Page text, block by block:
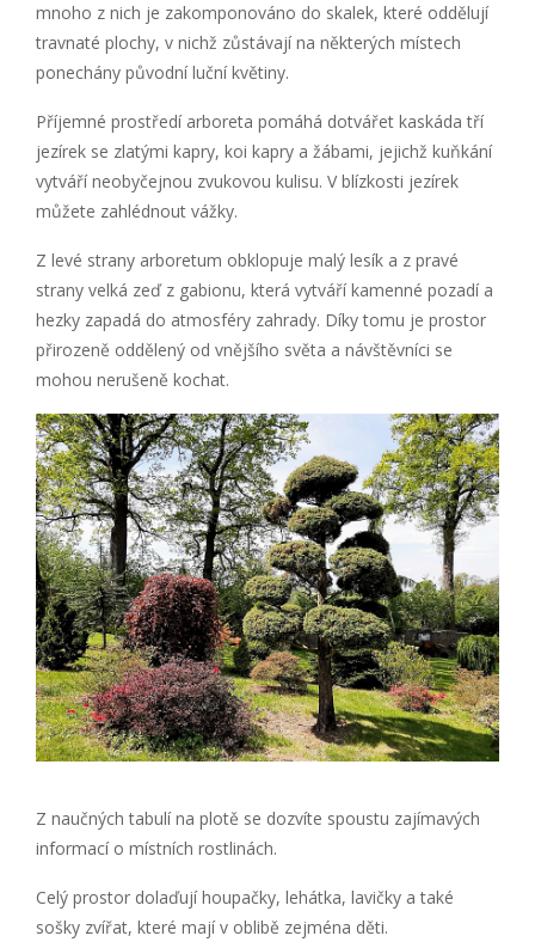
mnoho z nich je zakomponováno do skalek, které oddělují
travnaté plochy, v nichž zůstávají na některých místech
ponechány původní luční květiny.
Příjemné prostředí arboreta pomáhá dotvářet kaskáda tří
jezírek se zlatými kapry, koi kapry a žábami, jejichž kuňkání
vytváří neobyčejnou zvukovou kulisu. V blízkosti jezírek
můžete zahlédnout vážky.
Z levé strany arboretum obklopuje malý lesík a z pravé
strany velká zeď z gabionu, která vytváří kamenné pozadí a
hezky zapadá do atmosféry zahrady. Díky tomu je prostor
přirozeně oddělený od vnějšího světa a návštěvníci se
mohou nerušeně kochat.
Z naučných tabulí na plotě se dozvíte spoustu zajímavých
informací o místních rostlinách.
Celý prostor dolaďují houpačky, lehátka, lavičky a také
sošky zvířat, které mají v oblibě zejména děti.